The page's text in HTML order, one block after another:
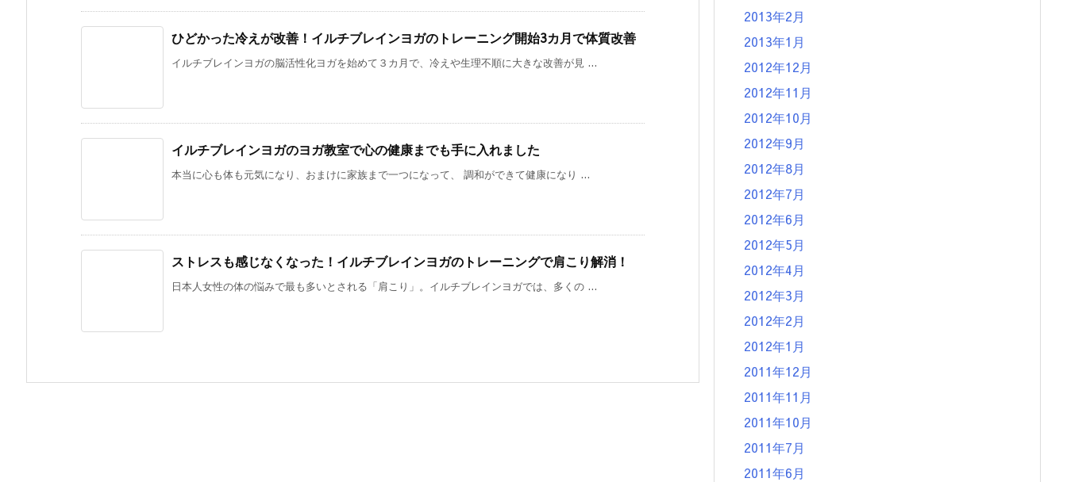
ひどかった冷えが改善！イルチブレインヨガのトレーニング開始3カ月で体質改善
イルチブレインヨガの脳活性化ヨガを始めて３カ月で、冷えや生理不順に大きな改善が見 ...
イルチブレインヨガのヨガ教室で心の健康までも手に入れました
本当に心も体も元気になり、おまけに家族まで一つになって、 調和ができて健康になり ...
ストレスも感じなくなった！イルチブレインヨガのトレーニングで肩こり解消！
日本人女性の体の悩みで最も多いとされる「肩こり」。イルチブレインヨガでは、多くの ...
2013年2月
2013年1月
2012年12月
2012年11月
2012年10月
2012年9月
2012年8月
2012年7月
2012年6月
2012年5月
2012年4月
2012年3月
2012年2月
2012年1月
2011年12月
2011年11月
2011年10月
2011年7月
2011年6月